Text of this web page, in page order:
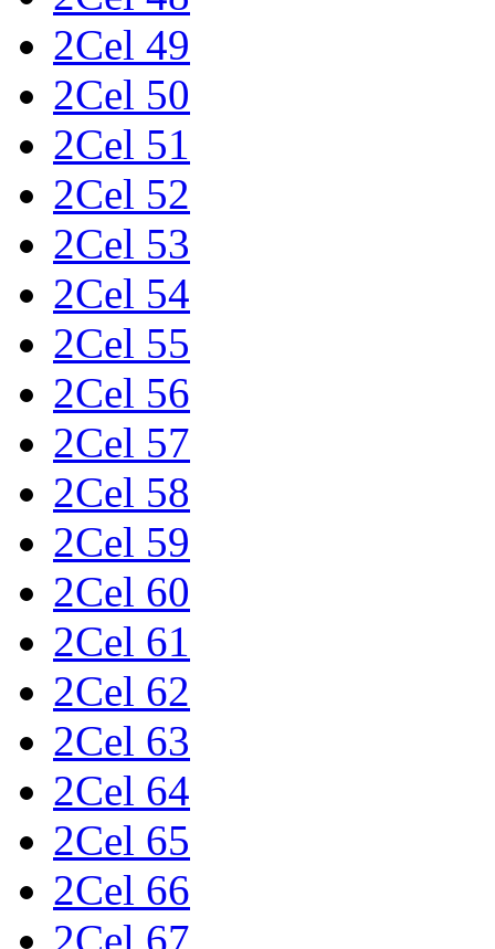
2Cel 49
2Cel 50
2Cel 51
2Cel 52
2Cel 53
2Cel 54
2Cel 55
2Cel 56
2Cel 57
2Cel 58
2Cel 59
2Cel 60
2Cel 61
2Cel 62
2Cel 63
2Cel 64
2Cel 65
2Cel 66
2Cel 67